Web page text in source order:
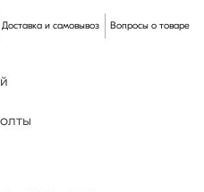
Доставка и самовывоз Вопросы о товаре